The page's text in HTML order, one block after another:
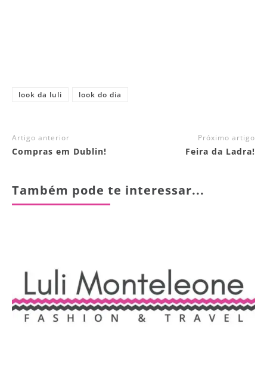
look da luli look do dia
Artigo anterior
Compras em Dublin!
Próximo artigo
Feira da Ladra!
Também pode te interessar...